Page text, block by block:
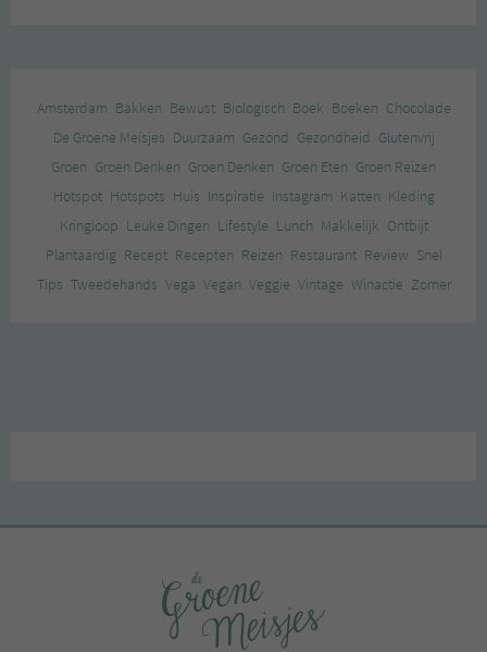
Amsterdam Bakken Bewust Biologisch Boek Boeken Chocolade
De Groene Meisjes Duurzaam Gezond Gezondheid Glutenvrij
Groen Groen Denken Groen Denken Groen Eten Groen Reizen
Hotspot Hotspots Huis Inspiratie Instagram Katten Kleding
Kringloop Leuke Dingen Lifestyle Lunch Makkelijk Ontbijt
Plantaardig Recept Recepten Reizen Restaurant Review Snel
Tips Tweedehands Vega Vegan Veggie Vintage Winactie Zomer